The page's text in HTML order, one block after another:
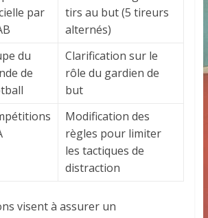
par
tirs au but (5 tireurs
alternés)
du
de
Clarification sur le
rôle du gardien de
but
Modification des
règles pour limiter
les tactiques de
distraction
visent à assurer un